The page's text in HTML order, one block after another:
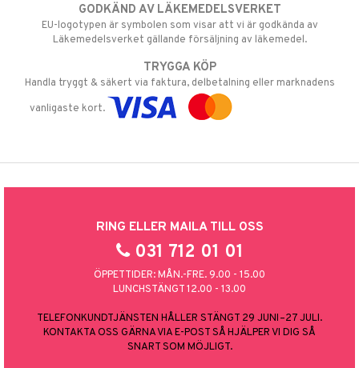
GODKÄND AV LÄKEMEDELSVERKET
EU-logotypen är symbolen som visar att vi är godkända av
Läkemedelsverket gällande försäljning av läkemedel.
TRYGGA KÖP
Handla tryggt & säkert via faktura, delbetalning eller marknadens
vanligaste kort.
RING ELLER MAILA TILL OSS
031 712 01 01
ÖPPETTIDER: MÅN.-FRE. 9.00 - 15.00
LUNCHSTÄNGT 12.00 - 13.00
TELEFONKUNDTJÄNSTEN HÅLLER STÄNGT 29 JUNI–27 JULI.
KONTAKTA OSS GÄRNA VIA E-POST SÅ HJÄLPER VI DIG SÅ
SNART SOM MÖJLIGT.